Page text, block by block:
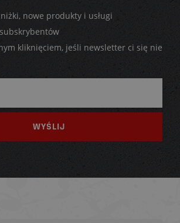
nowe produkty i usługi
kliknięciem, jeśli newsletter ci się nie